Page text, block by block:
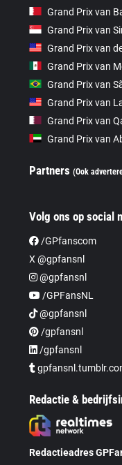
Grand Prix van
Grand Prix van
Grand Prix van
Grand Prix van
Grand Prix van
Grand Prix van
Grand Prix van
Grand Prix van
Partners(Ook
Volg ons op social
/GPfanscom
X @gpfansnl
@gpfansnl
/GPFansNL
@gpfansnl
/gpfansnl
/gpfansnl
Redactie &
Redactieadres